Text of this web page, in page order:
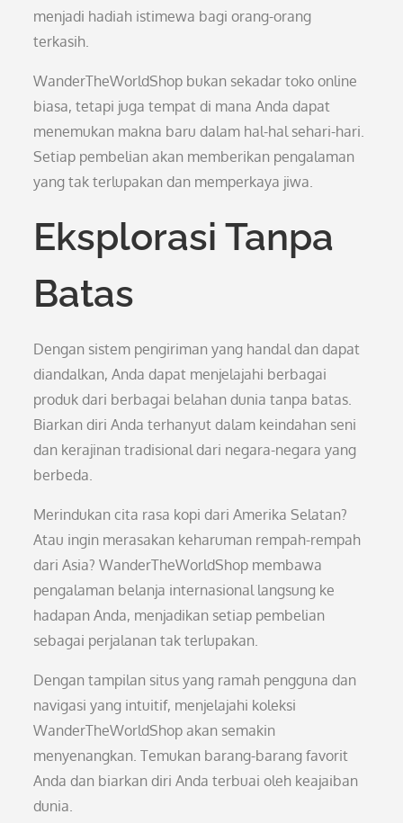
menjadi hadiah istimewa bagi orang-orang
terkasih.
WanderTheWorldShop bukan sekadar toko online
biasa, tetapi juga tempat di mana Anda dapat
menemukan makna baru dalam hal-hal sehari-hari.
Setiap pembelian akan memberikan pengalaman
yang tak terlupakan dan memperkaya jiwa.
Eksplorasi Tanpa
Batas
Dengan sistem pengiriman yang handal dan dapat
diandalkan, Anda dapat menjelajahi berbagai
produk dari berbagai belahan dunia tanpa batas.
Biarkan diri Anda terhanyut dalam keindahan seni
dan kerajinan tradisional dari negara-negara yang
berbeda.
Merindukan cita rasa kopi dari Amerika Selatan?
Atau ingin merasakan keharuman rempah-rempah
dari Asia? WanderTheWorldShop membawa
pengalaman belanja internasional langsung ke
hadapan Anda, menjadikan setiap pembelian
sebagai perjalanan tak terlupakan.
Dengan tampilan situs yang ramah pengguna dan
navigasi yang intuitif, menjelajahi koleksi
WanderTheWorldShop akan semakin
menyenangkan. Temukan barang-barang favorit
Anda dan biarkan diri Anda terbuai oleh keajaiban
dunia.